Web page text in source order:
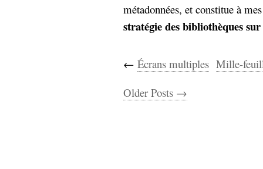
métadonnées, et constitue à
stratégie des bibliothèques
← Écrans multiples Mille-
Older Posts →